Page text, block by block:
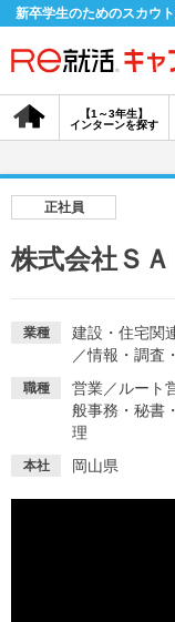
新卒学生のためのスカウ
【1～3年生】
インターンを探す
会員登
採用情報を探す
イベントを探す
就活ノウハウ・
正社員
株式会社ＳＡ
業種 建設・住宅関
／情報・調査
職種 営業／ ルート
般事務・秘書
理
本社 岡山県